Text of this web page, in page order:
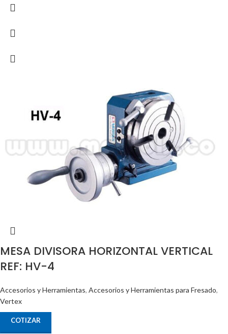
MESA DIVISORA HORIZONTAL VERTICAL
REF: HV-4
Accesorios y Herramientas, Accesorios y Herramientas para Fresado,
Vertex
COTIZAR